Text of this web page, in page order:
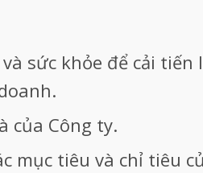
sức khỏe để cải tiến
của Công ty.
mục tiêu và chỉ tiêu